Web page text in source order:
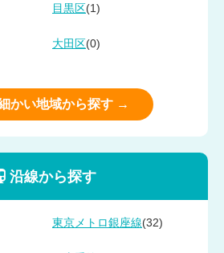
目黒区 (1)
大田区 (0)
かい地域から探す →
沿線から探す
東京メトロ銀座線(32)